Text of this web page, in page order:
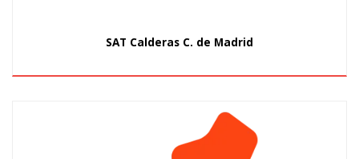
SAT Calderas C. de Madrid